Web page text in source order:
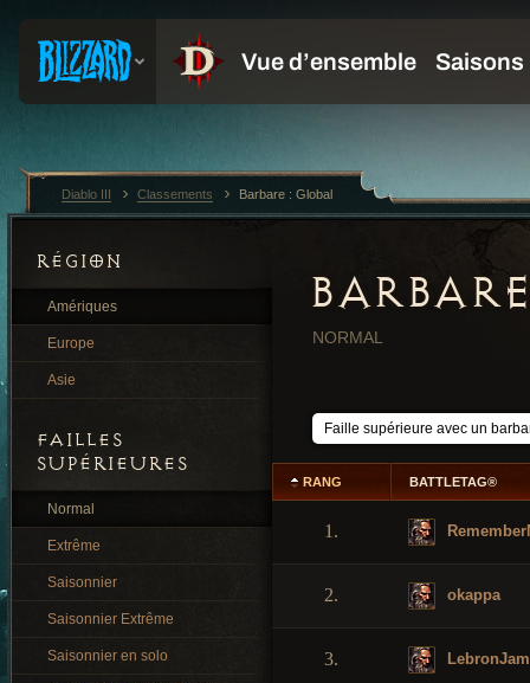
RÉGION
Amériques
Europe
Asie
FAILLES
SUPÉRIEURES
Normal
Extrême
Saisonnier
Saisonnier Extrême
Saisonnier en solo
NORMAL
RANG BATTLETAG®
1.
2. okappa
3.
Diablo III Classements Barbare : Global